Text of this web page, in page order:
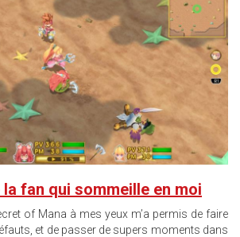
fan qui sommeille en moi
of Mana à mes yeux m’a permis de faire
et de passer de supers moments dans